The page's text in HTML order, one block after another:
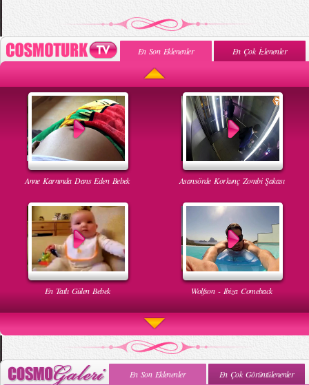
En Son Eklenenler En Çok İzlenenler
Anne Karnında Dans Eden Bebek Asansörde Korkunç Zombi Şakası
En Tatlı Gülen Bebek Wolfson - Ibiza Comeback
En Son Eklenenler En Çok Görüntülenenler